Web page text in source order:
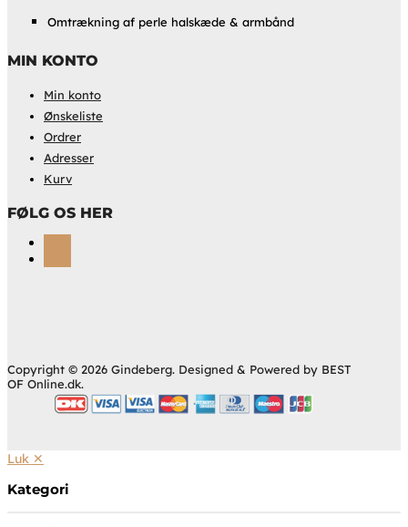
Omtrækning af perle halskæde & armbånd
MIN KONTO
Min konto
Ønskeliste
Ordrer
Adresser
Kurv
FØLG OS HER
Copyright © 2026 Gindeberg. Designed & Powered by BEST
OF Online.dk.
Luk ✕
Kategori